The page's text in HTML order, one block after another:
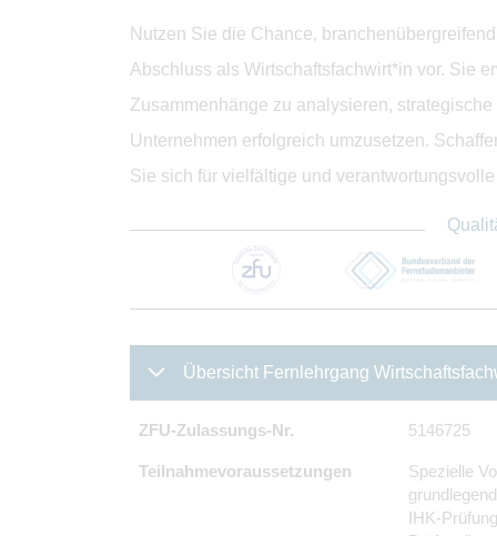
Nutzen Sie die Chance,
Abschluss als Wirtschaftsfachwirt*in vor. Sie
Zusammenhänge zu analysieren,
Unternehmen erfolgreich umzusetzen.
Sie sich für vielfältige und
Übersicht Fernlehrgang
ZFU-Zulassungs-Nr. 5146725
Teilnahmevoraussetzungen
Spezielle
IHK-